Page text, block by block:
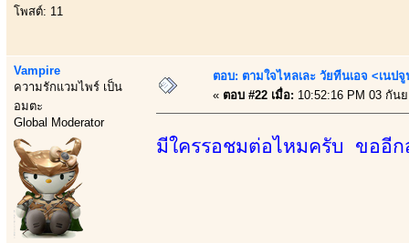
โพสต์: 11
Vampire
ความรักแวมไพร์ เป็น
อมตะ
Global Moderator
ตอบ: ตามใจไหลเละ วัยทีนเอจ <เนป
« ตอบ #22 เมื่อ: 10:52:16 PM 03 กัน
มีใครรอชมต่อไหมครับ ขออี